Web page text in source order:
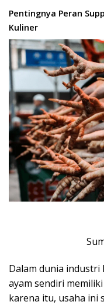
Pentingnya Peran
Kuliner
Dalam dunia
ayam sendiri
karena itu, usaha ini